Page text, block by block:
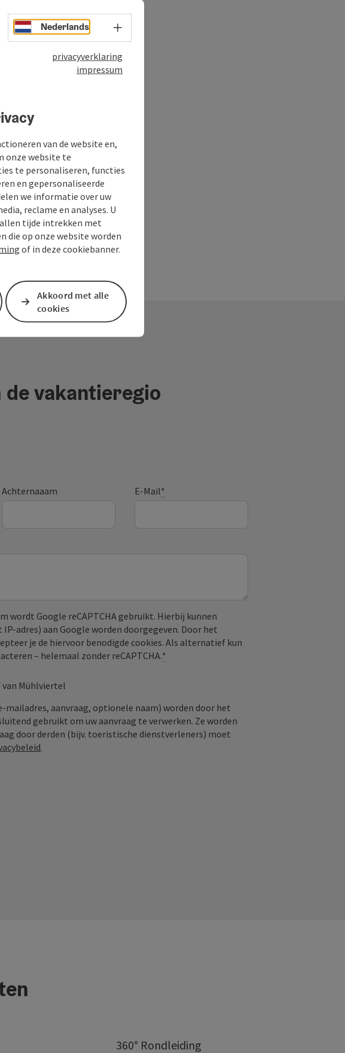
In de buurt
vakantieregio
Achternaaam E-Mail*
wordt Google reCAPTCHA gebruikt. Hierbij kunnen
adres) aan Google worden doorgegeven. Door het
je de hiervoor benodigde cookies. Als alternatief kun
– helemaal zonder reCAPTCHA.*
van Mühlviertel
mailadres, aanvraag, optionele naam) worden door het
gebruikt om uw aanvraag te verwerken. Ze worden
door derden (bijv. toeristische dienstverleners) moet
.
360° Rondleiding
Nederlands Taalkeuze - menu openen
privacyverklaring
impressum
van de website en,
onze website te
te personaliseren, functies
en gepersonaliseerde
we informatie over uw
reclame en analyses. U
tijde intrekken met
die op onze website worden
of in deze cookiebanner.
Akkoord met alle
cookies